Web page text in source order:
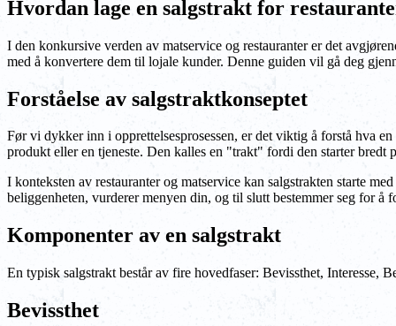
Hvordan lage en salgstrakt for
I den konkursive verden av matservice og restauranter er det
med å konvertere dem til lojale kunder. Denne guiden vil gå deg
Forståelse av salgstraktkonseptet
Før vi dykker inn i opprettelsesprosessen, er det viktig å forstå hva
produkt eller en tjeneste. Den kalles en "trakt" fordi den starter bredt
I konteksten av restauranter og matservice kan salgstrakten starte
beliggenheten, vurderer menyen din, og til slutt bestemmer seg for å
Komponenter av en salgstrakt
En typisk salgstrakt består av fire hovedfaser: Bevissthet,
Bevissthet